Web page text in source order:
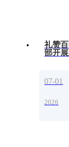
礼赞
部开
07-01
2026